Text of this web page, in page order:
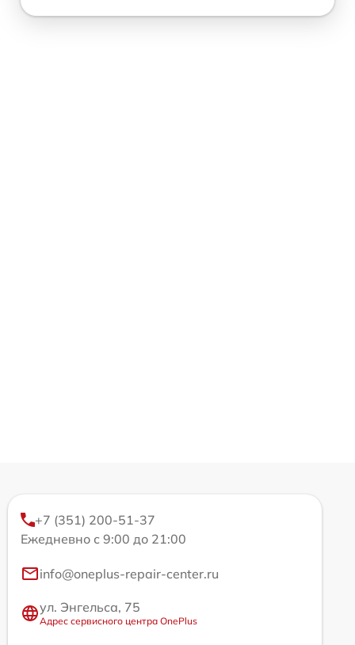
+7 (351) 200-51-37
Ежедневно с 9:00 до 21:00
info@oneplus-repair-center.ru
ул. Энгельса, 75
Адрес сервисного центра OnePlus